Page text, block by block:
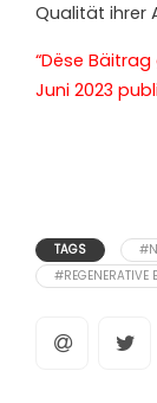
Qualität ihrer
“Dëse
Juni 2023
TAGS
#REGENERATIVE